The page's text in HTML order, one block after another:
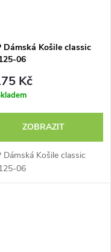
Dámská Košile classic
06
Kč
ZOBRAZIT
Dámská Košile classic
06